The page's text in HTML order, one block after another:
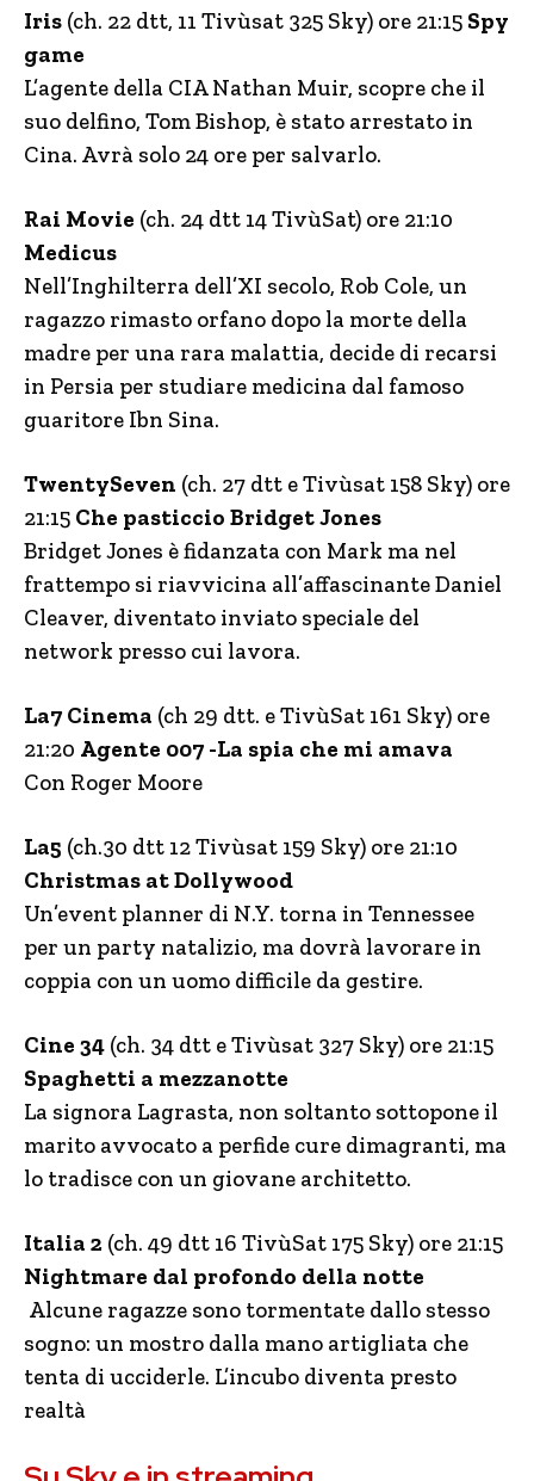
Iris (ch. 22 dtt, 11 Tivùsat 325 Sky) ore 21:15 Spy
game
L’agente della CIA Nathan Muir, scopre che il
suo delfino, Tom Bishop, è stato arrestato in
Cina. Avrà solo 24 ore per salvarlo.
Rai Movie (ch. 24 dtt 14 TivùSat) ore 21:10
Medicus
Nell’Inghilterra dell’XI secolo, Rob Cole, un
ragazzo rimasto orfano dopo la morte della
madre per una rara malattia, decide di recarsi
in Persia per studiare medicina dal famoso
guaritore Ibn Sina.
TwentySeven (ch. 27 dtt e Tivùsat 158 Sky) ore
21:15 Che pasticcio Bridget Jones
Bridget Jones è fidanzata con Mark ma nel
frattempo si riavvicina all’affascinante Daniel
Cleaver, diventato inviato speciale del
network presso cui lavora.
La7 Cinema (ch 29 dtt. e TivùSat 161 Sky) ore
21:20 Agente 007 -La spia che mi amava
Con Roger Moore
La5 (ch.30 dtt 12 Tivùsat 159 Sky) ore 21:10
Christmas at Dollywood
Un’event planner di N.Y. torna in Tennessee
per un party natalizio, ma dovrà lavorare in
coppia con un uomo difficile da gestire.
Cine 34 (ch. 34 dtt e Tivùsat 327 Sky) ore 21:15
Spaghetti a mezzanotte
La signora Lagrasta, non soltanto sottopone il
marito avvocato a perfide cure dimagranti, ma
lo tradisce con un giovane architetto.
Italia 2 (ch. 49 dtt 16 TivùSat 175 Sky) ore 21:15
Nightmare dal profondo della notte
Alcune ragazze sono tormentate dallo stesso
sogno: un mostro dalla mano artigliata che
tenta di ucciderle. L’incubo diventa presto
realtà